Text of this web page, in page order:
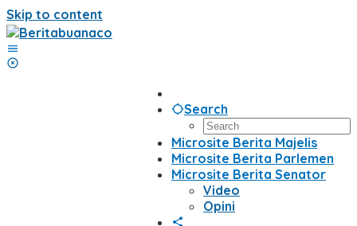
Skip to content
Search
Microsite Berita Majelis
Microsite Berita Parlemen
Microsite Berita Senator
Video
Opini